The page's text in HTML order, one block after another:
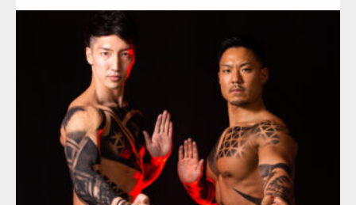
2021.12.21
Category:アートなマッチョ
AKIHITO(細マッチョ)
TOSHI(大胸筋)
ダウンロード